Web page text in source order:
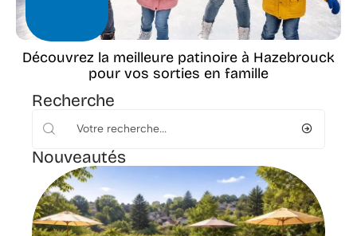
Découvrez la meilleure patinoire à Hazebrouck
pour vos sorties en famille
Recherche
Nouveautés